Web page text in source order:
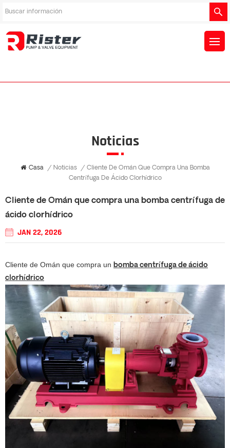
Noticias
Casa / Noticias / Cliente De Omán Que Compra Una Bomba
Centrífuga De Ácido Clorhídrico
Cliente de Omán que compra una bomba centrífuga de
ácido clorhídrico
JAN 22, 2026
Cliente de Omán que compra un bomba centrífuga de ácido
clorhídrico